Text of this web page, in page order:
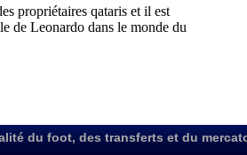
du foot, des transferts et du